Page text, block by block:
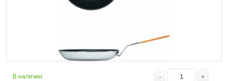
В наличии - +